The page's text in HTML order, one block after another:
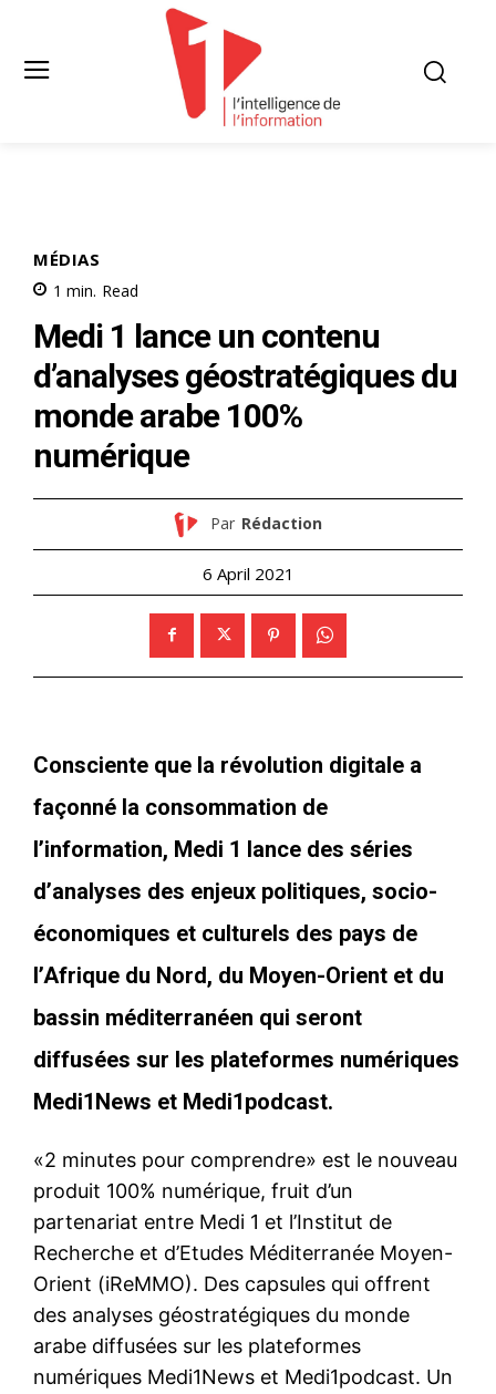
MÉDIAS
1 min. Read
Medi 1 lance un contenu
d’analyses géostratégiques du
monde arabe 100%
numérique
Par Rédaction
6 April 2021
Consciente que la révolution digitale a
façonné la consommation de
l’information, Medi 1 lance des séries
d’analyses des enjeux politiques, socio-
économiques et culturels des pays de
l’Afrique du Nord, du Moyen-Orient et du
bassin méditerranéen qui seront
diffusées sur les plateformes numériques
Medi1News et Medi1podcast.
«2 minutes pour comprendre» est le nouveau
produit 100% numérique, fruit d’un
partenariat entre Medi 1 et l’Institut de
Recherche et d’Etudes Méditerranée Moyen-
Orient (iReMMO). Des capsules qui offrent
des analyses géostratégiques du monde
arabe diffusées sur les plateformes
numériques Medi1News et Medi1podcast. Un